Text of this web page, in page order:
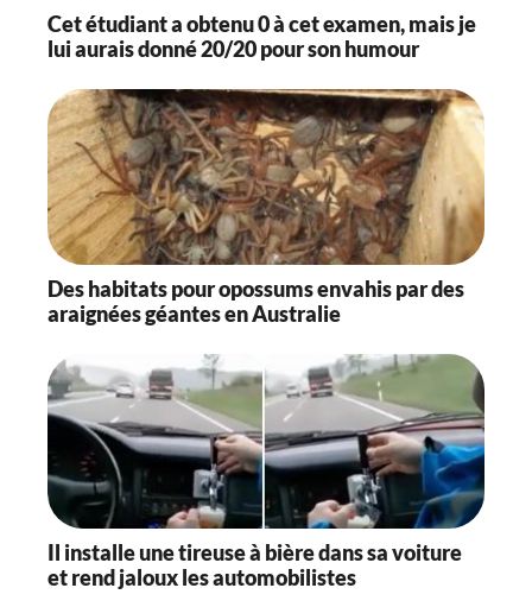
Cet étudiant a obtenu 0 à cet examen, mais je
lui aurais donné 20/20 pour son humour
Des habitats pour opossums envahis par des
araignées géantes en Australie
Il installe une tireuse à bière dans sa voiture
et rend jaloux les automobilistes